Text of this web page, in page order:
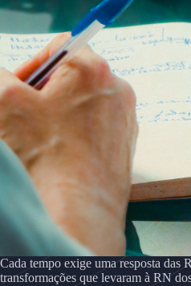
Cada tempo exige uma resposta das
transformações que levaram à RN